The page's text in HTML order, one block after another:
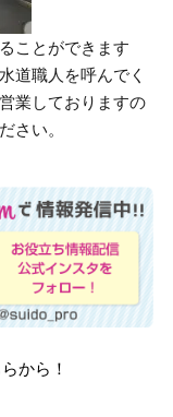
ことができます
道職人を呼んでく
業しておりますの
さい。
から！